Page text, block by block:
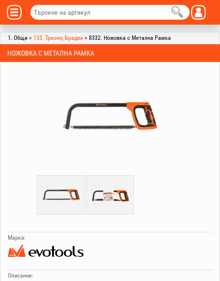
1. Общи > 133. Триони, Брадви > 8332. Ножовка с Метална Рамка
НОЖОВКА С МЕТАЛНА РАМКА
Марка:
Описание: